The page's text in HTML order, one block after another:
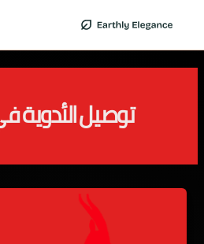
المحتوى
توصيل الأدوية